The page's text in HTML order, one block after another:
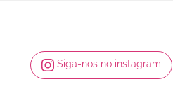
Siga-nos no instagram